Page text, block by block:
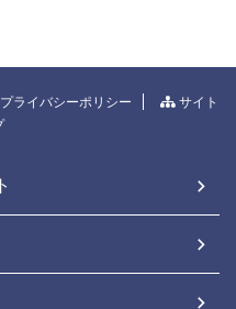
プライバシーポリシー
サイト